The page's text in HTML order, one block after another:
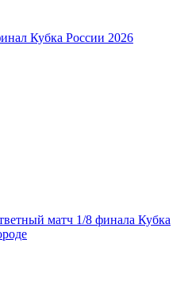
Кубка России 2026
матч 1/8 финала Кубка